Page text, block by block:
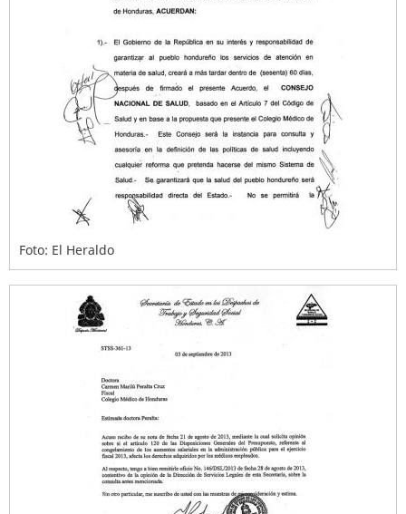
Foto: El Heraldo